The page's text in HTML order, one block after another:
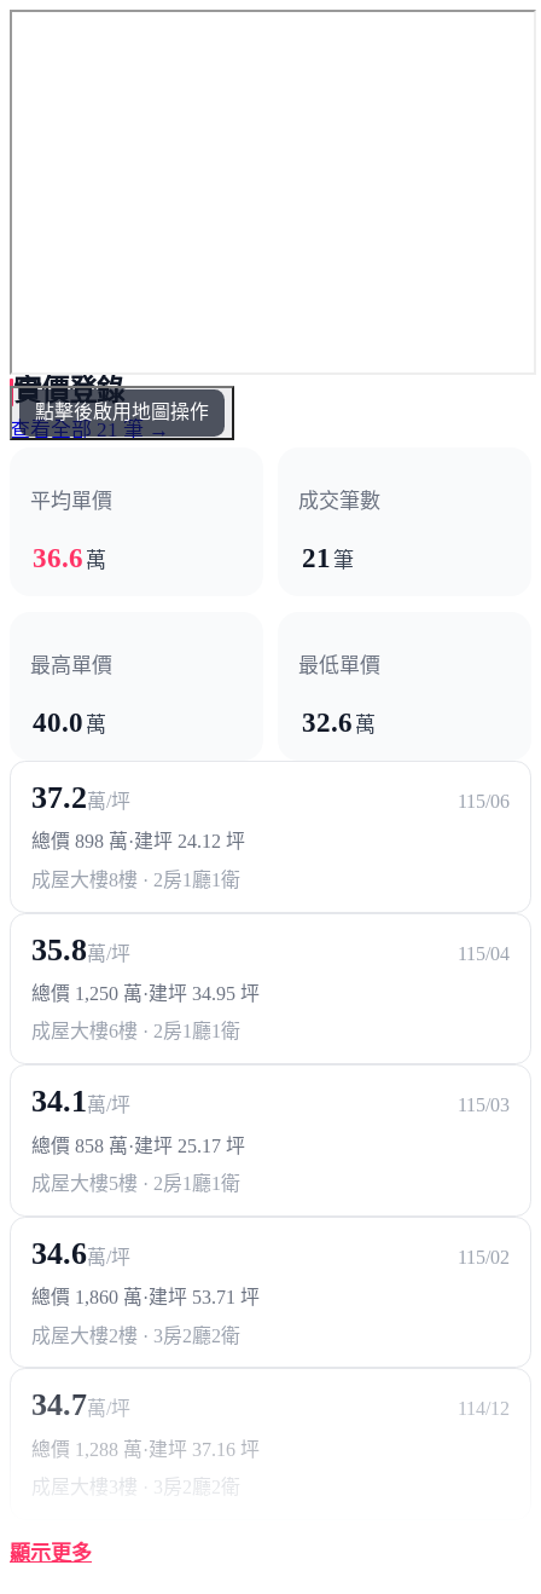
點擊後啟用地圖操作
實價登錄
查看全部 21 筆 →
平均單價
36.6 萬
成交筆數
21 筆
最高單價
40.0 萬
最低單價
32.6 萬
37.2萬/坪
115/06
總價 898 萬·建坪 24.12 坪
成屋大樓8樓 · 2房1廳1衛
35.8萬/坪
115/04
總價 1,250 萬·建坪 34.95 坪
成屋大樓6樓 · 2房1廳1衛
34.1萬/坪
115/03
總價 858 萬·建坪 25.17 坪
成屋大樓5樓 · 2房1廳1衛
34.6萬/坪
115/02
總價 1,860 萬·建坪 53.71 坪
成屋大樓2樓 · 3房2廳2衛
34.7萬/坪
114/12
總價 1,288 萬 ·建坪 37.16 坪
成屋大樓 3樓 · 3房2廳2衛
顯示更多